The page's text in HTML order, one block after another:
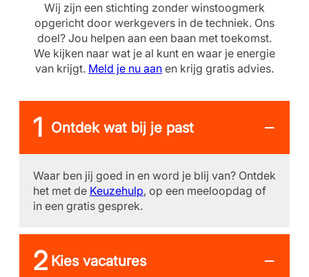
Wij zijn een stichting zonder winstoogmerk
opgericht door werkgevers in de techniek. Ons
doel? Jou helpen aan een baan met toekomst.
We kijken naar wat je al kunt en waar je energie
van krijgt. Meld je nu aan en krijg gratis advies.
Ontdek wat bij je past
Waar ben jij goed in en word je blij van? Ontdek
het met de Keuzehulp, op een meeloopdag of
in een gratis gesprek.
Kies vacatures